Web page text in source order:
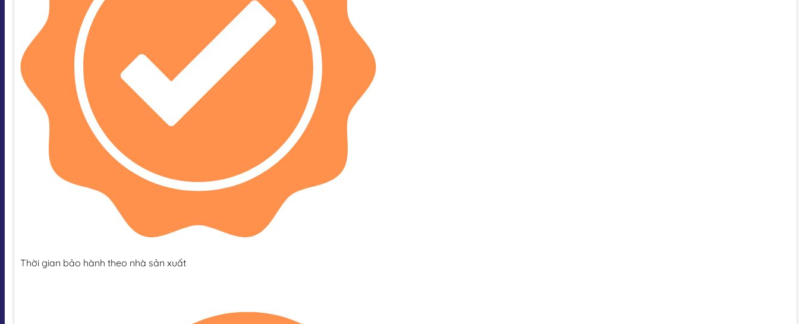
Thời gian bảo hành theo nhà sản xuất